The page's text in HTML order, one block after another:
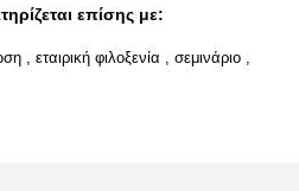
επίσης με:
εταιρική φιλοξενία σεμινάριο